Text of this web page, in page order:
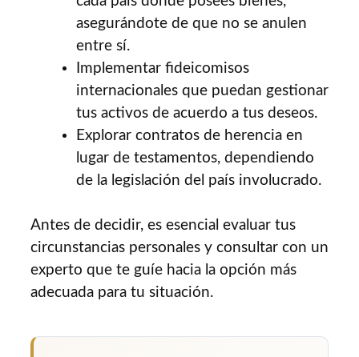
asegurándote de que no se anulen
entre sí.
Implementar fideicomisos
internacionales que puedan gestionar
tus activos de acuerdo a tus deseos.
Explorar contratos de herencia en
lugar de testamentos, dependiendo
de la legislación del país involucrado.
Antes de decidir, es esencial evaluar tus
circunstancias personales y consultar con un
experto que te guíe hacia la opción más
adecuada para tu situación.